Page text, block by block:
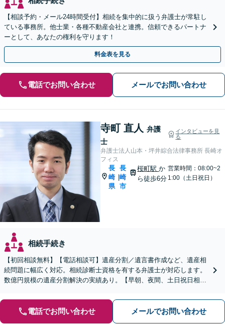
【相談予約・メール24時間受付】相続を集中的に扱う弁護士が常駐し
ている事務所。他士業・各種不動産会社と連携。信頼できるパートナ
ーとして、あなたの権利を守ります！
料金表を見る
電話でお問い合わせ メールでお問い合わせ
寺町 直人 弁護
士
インタビューを見
る
弁護士法人山本・坪井綜合法律事務所 長崎オ
フィス
長
崎
県
|
長
崎
市
桜町駅か
ら徒歩6分
営業時間：08:00~2
1:00（土日祝日）
相続手続き
【初回相談無料】【電話相談可】遺産分割／遺言書作成など、遺産相
続問題に幅広く対応。相続診断士資格を有する弁護士が対応します。
数億円規模の遺産分割解決の実績あり。【早朝、夜間、土日祝日相談
電話でお問い合わせ メールでお問い合わせ